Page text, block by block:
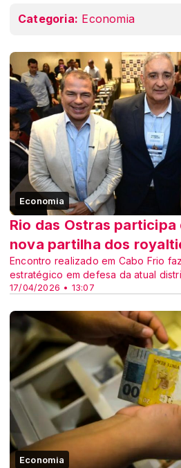
Categoria: Economia
Economia
17/04/2026 • 13:07
Rio das Ostras participa
nova partilha dos
Encontro realizado em Cabo Frio
estratégico em defesa da atual
Economia